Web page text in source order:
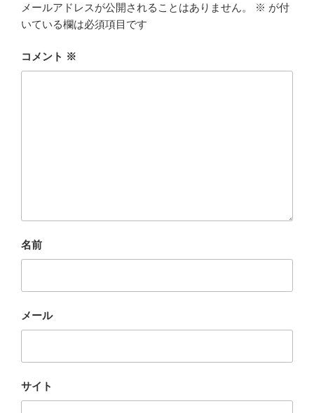
メールアドレスが公開されることはありません。 ※ が付
いている欄は必須項目です
コメント ※
名前
メール
サイト